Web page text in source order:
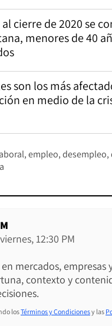
cierre de 2020 se
menores de 40
son los más
en medio de la
empleo desempleo
12:30 PM
mercados, empresas
contexto y
losTérminos y Condicionesy las